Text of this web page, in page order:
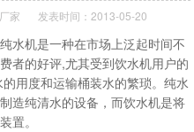
家 发表时间：2013-05-20
机是一种在市场上泛起时间不
者的好评,尤其受到饮水机用户的
用度和运输桶装水的繁琐。纯水
造纯清水的设备，而饮水机是将
置。